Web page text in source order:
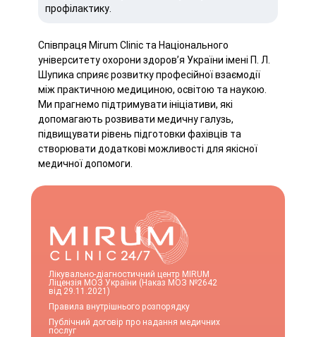
профілактику.
Співпраця Mirum Clinic та Національного
університету охорони здоров’я України імені П. Л.
Шупика сприяє розвитку професійної взаємодії
між практичною медициною, освітою та наукою.
Ми прагнемо підтримувати ініціативи, які
допомагають розвивати медичну галузь,
підвищувати рівень підготовки фахівців та
створювати додаткові можливості для якісної
медичної допомоги.
Лікувально-діагностичний центр MIRUM
Ліцензія МОЗ України (Наказ МОЗ №2642
від 29.11.2021)
Правила внутрішнього розпорядку
Публічний договір про надання медичних
послуг